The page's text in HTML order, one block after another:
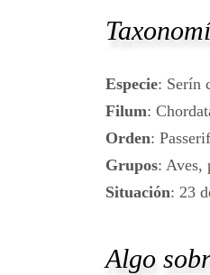
Especie: Serín
Filum:
Orden:
Grupos: Aves,
Situación: 23
Algo